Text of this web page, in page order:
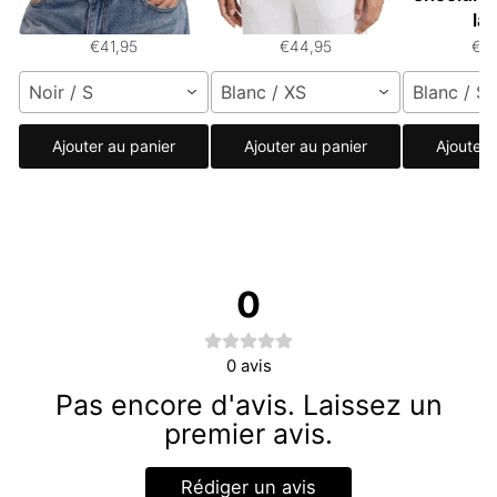
découpes
€41,95
Noir / S
Ajouter au panier
boucle
€44,95
Blanc / XS
Ajouter au panier
Blanc / S
Ajouter
0
0 avis
Pas encore d'avis. Laissez un
premier avis.
Rédiger un avis